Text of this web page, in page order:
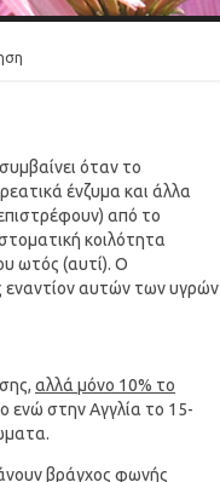
όταν το
ένζυμα και άλλα
από το
κοιλότητα
ωτός (αυτί). Ο
εναντίον αυτών των υγρών
αλλά μόνο 10% το
ενώ στην Αγγλία το 15-
βράγχος φωνής